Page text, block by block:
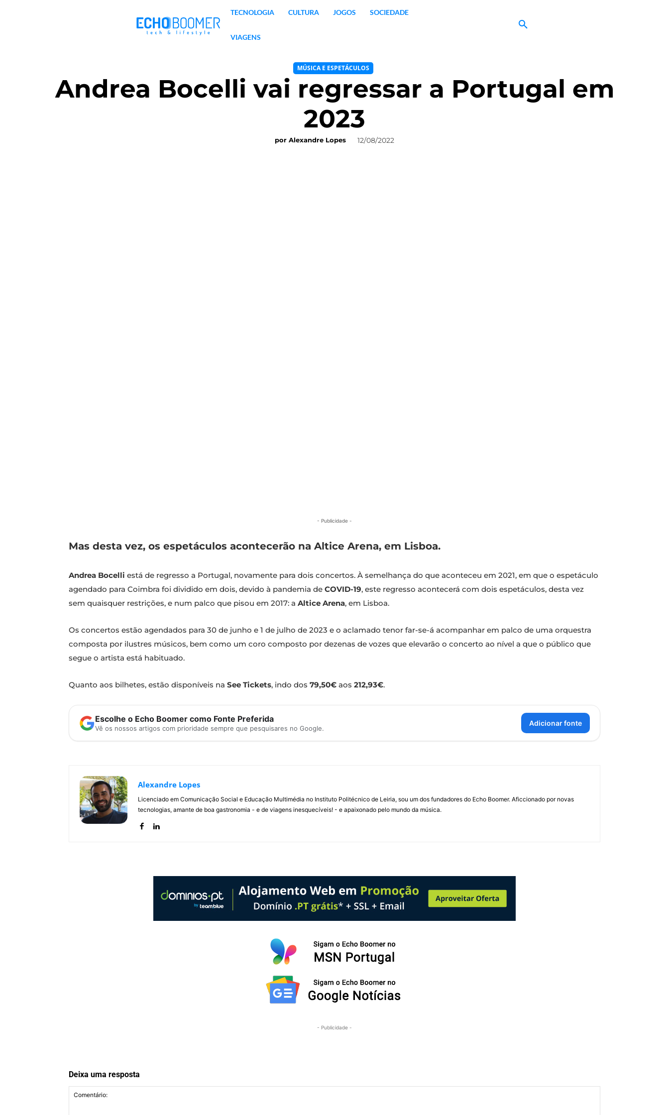
TECNOLOGIA CULTURA JOGOS SOCIEDADE
VIAGENS
MÚSICA E ESPETÁCULOS
Andrea Bocelli vai regressar a Portugal em
2023
por Alexandre Lopes 12/08/2022
- Publicidade -
Mas desta vez, os espetáculos acontecerão na Altice Arena, em Lisboa.
Andrea Bocelli está de regresso a Portugal, novamente para dois concertos. À semelhança do que aconteceu em 2021, em que o espetáculo
agendado para Coimbra foi dividido em dois, devido à pandemia de COVID-19, este regresso acontecerá com dois espetáculos, desta vez
sem quaisquer restrições, e num palco que pisou em 2017: a Altice Arena, em Lisboa.
Os concertos estão agendados para 30 de junho e 1 de julho de 2023 e o aclamado tenor far-se-á acompanhar em palco de uma orquestra
composta por ilustres músicos, bem como um coro composto por dezenas de vozes que elevarão o concerto ao nível a que o público que
segue o artista está habituado.
Quanto aos bilhetes, estão disponíveis na See Tickets, indo dos 79,50€ aos 212,93€.
Escolhe o Echo Boomer como Fonte Preferida
Vê os nossos artigos com prioridade sempre que pesquisares no Google.
Adicionar fonte
Alexandre Lopes
Licenciado em Comunicação Social e Educação Multimédia no Instituto Politécnico de Leiria, sou um dos fundadores do Echo Boomer. Aficcionado por novas
tecnologias, amante de boa gastronomia - e de viagens inesquecíveis! - e apaixonado pelo mundo da música.
- Publicidade -
Deixa uma resposta